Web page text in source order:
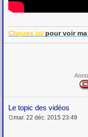
Cliques ici pour voir
Le topic des vidéos
mar. 22 déc. 2015 23:49